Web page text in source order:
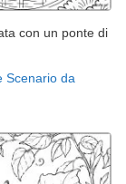
con un ponte di
Scenario da